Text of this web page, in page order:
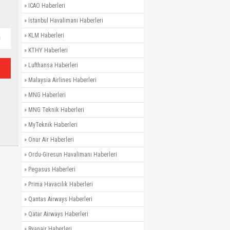
» ICAO Haberleri
» İstanbul Havalimanı Haberleri
» KLM Haberleri
» KTHY Haberleri
» Lufthansa Haberleri
» Malaysia Airlines Haberleri
» MNG Haberleri
» MNG Teknik Haberleri
» MyTeknik Haberleri
» Onur Air Haberleri
» Ordu-Giresun Havalimanı Haberleri
» Pegasus Haberleri
» Prima Havacılık Haberleri
» Qantas Airways Haberleri
» Qatar Airways Haberleri